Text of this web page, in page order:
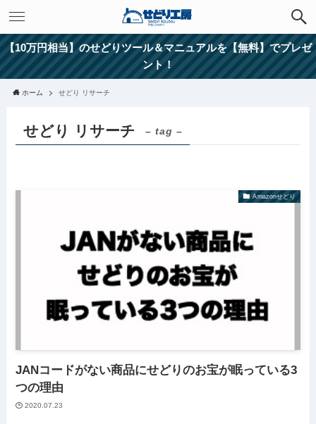
【10万円相当】のせどりツール＆マニュアルを【無料】でプレゼ
ント！
ホーム せどり リサーチ
せどり リサーチ – tag –
Amazonせどり
JANコードがない商品にせどりのお宝が眠っている3
つの理由
2020.07.23